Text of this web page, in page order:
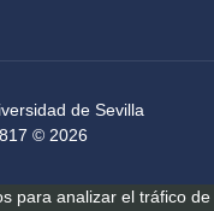
de Sevilla
© 2026
analizar el tráfico